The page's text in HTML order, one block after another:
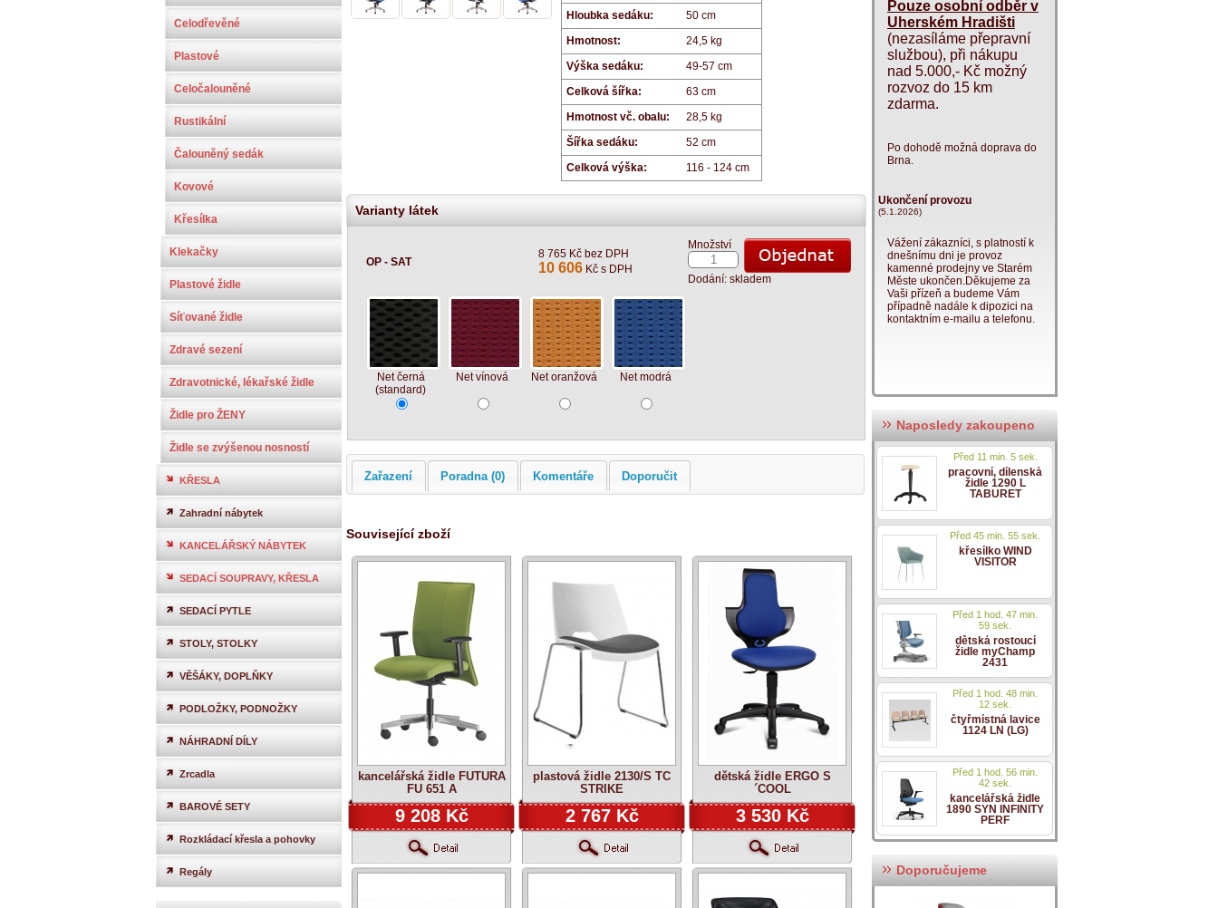
Celodřevěné
Plastové
Celočalouněné
Rustikální
Čalouněný sedák
Kovové
Křesílka
Klekačky
Plastové židle
Síťované židle
Zdravé sezení
Zdravotnické, lékařské židle
Židle pro ŽENY
Židle se zvýšenou nosností
KŘESLA
Zahradní nábytek
KANCELÁŘSKÝ NÁBYTEK
SEDACÍ SOUPRAVY, KŘESLA
SEDACÍ PYTLE
STOLY, STOLKY
VĚŠÁKY, DOPLŇKY
PODLOŽKY, PODNOŽKY
NÁHRADNÍ DÍLY
Zrcadla
BAROVÉ SETY
Rozkládací křesla a pohovky
Regály
Hloubka sedáku:
50 cm
Hmotnost:
24,5 kg
Výška sedáku:
49-57 cm
Celková šířka:
63 cm
Hmotnost vč. obalu:
28,5 kg
Šířka sedáku:
52 cm
Celková výška:
116 - 124 cm
Varianty látek
OP - SAT
8 765 Kč bez DPH
10 606 Kč s DPH
Množství
Dodání: skladem
Net černá
(standard)
Net vínová Net oranžová Net modrá
Zařazení Poradna (0) Komentáře Doporučit
Související zboží
kancelářská židle FUTURA
FU 651 A
9 208 Kč
plastová židle 2130/S TC
STRIKE
2 767 Kč
dětská židle ERGO S
´COOL
3 530 Kč
Pouze osobní odběr v
Uherském Hradišti
(nezasíláme přepravní
službou), při nákupu
nad 5.000,- Kč možný
rozvoz do 15 km
zdarma.
Po dohodě možná doprava do
Brna.
Ukončení provozu
(5.1.2026)
Vážení zákazníci, s platností k
dnešnímu dni je provoz
kamenné prodejny ve Starém
Měste ukončen.Děkujeme za
Vaši přízeň a budeme Vám
případně nadále k dipozici na
kontaktním e-mailu a telefonu.
Naposledy zakoupeno
Před 11 min. 5 sek.
pracovní, dílenská
židle 1290 L
TABURET
Před 45 min. 55 sek.
křesílko WIND
VISITOR
Před 1 hod. 47 min.
59 sek.
dětská rostoucí
židle myChamp
2431
Před 1 hod. 48 min.
12 sek.
čtyřmístná lavice
1124 LN (LG)
Před 1 hod. 56 min.
42 sek.
kancelářská židle
1890 SYN INFINITY
PERF
Doporučujeme